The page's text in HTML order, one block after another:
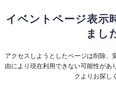
イベントページ表示
まし
アクセスしようとしたページは削除、
由により現在利用できない可能性があ
クよりお探し